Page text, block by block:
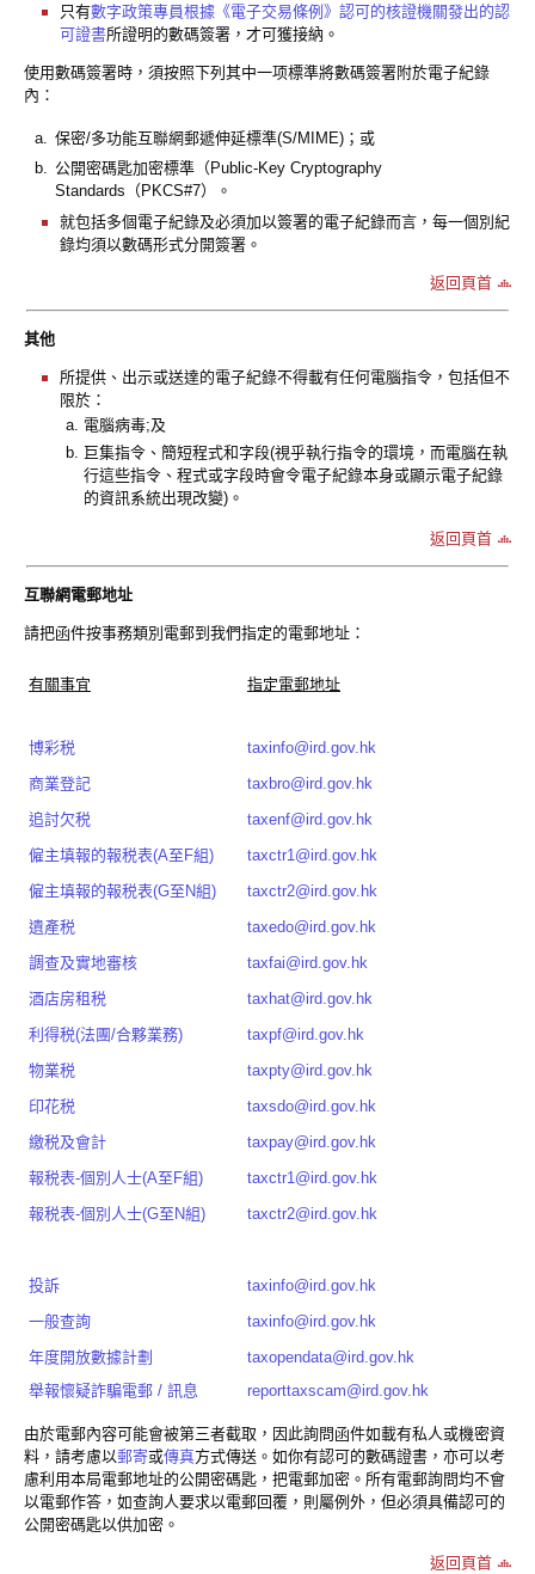
只有數字政策專員根據《電子交易條例》認可的核證機關發出的認
可證書所證明的數碼簽署，才可獲接納。
使用數碼簽署時，須按照下列其中一项標準將數碼簽署附於電子紀錄
內：
a.
保密/多功能互聯網郵遞伸延標準(S/MIME)；或
b.
公開密碼匙加密標準（Public-Key Cryptography
Standards（PKCS#7）。
就包括多個電子紀錄及必須加以簽署的電子紀錄而言，每一個別紀
錄均須以數碼形式分開簽署。
返回頁首
其他
所提供、出示或送達的電子紀錄不得載有任何電腦指令，包括但不
限於：
a. 電腦病毒;及
b. 巨集指令、簡短程式和字段(視乎執行指令的環境，而電腦在執
行這些指令、程式或字段時會令電子紀錄本身或顯示電子紀錄
的資訊系統出現改變)。
返回頁首
互聯網電郵地址
請把函件按事務類別電郵到我們指定的電郵地址：
有關事宜 指定電郵地址
博彩税
taxinfo@ird.gov.hk
商業登記
taxbro@ird.gov.hk
追討欠税
taxenf@ird.gov.hk
僱主填報的報税表(A至F組)
taxctr1@ird.gov.hk
僱主填報的報税表(G至N組)
taxctr2@ird.gov.hk
遺產税
taxedo@ird.gov.hk
調查及實地審核
taxfai@ird.gov.hk
酒店房租税
taxhat@ird.gov.hk
利得税(法團/合夥業務)
taxpf@ird.gov.hk
物業税
taxpty@ird.gov.hk
印花税
taxsdo@ird.gov.hk
繳税及會計
taxpay@ird.gov.hk
報税表-個別人士(A至F組)
taxctr1@ird.gov.hk
報税表-個別人士(G至N組)
taxctr2@ird.gov.hk
投訴
taxinfo@ird.gov.hk
一般查詢
taxinfo@ird.gov.hk
年度開放數據計劃
taxopendata@ird.gov.hk
舉報懷疑詐騙電郵 / 訊息
reporttaxscam@ird.gov.hk
由於電郵內容可能會被第三者截取，因此詢問函件如載有私人或機密資
料，請考慮以郵寄或傳真方式傳送。如你有認可的數碼證書，亦可以考
慮利用本局電郵地址的公開密碼匙，把電郵加密。所有電郵詢問均不會
以電郵作答，如查詢人要求以電郵回覆，則屬例外，但必須具備認可的
公開密碼匙以供加密。
返回頁首